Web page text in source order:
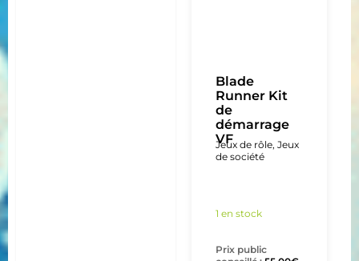
Blade
Runner Kit
de
démarrage
VF
Jeux de rôle, Jeux
de société
1 en stock
Prix public